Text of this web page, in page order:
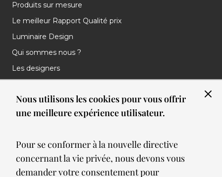
Nous utilisons les cookies pour vous offrir
une meilleure expérience utilisateur.
Pour se conformer à la nouvelle directive
concernant la vie privée, nous devons vous
demander votre consentement pour
Produits sur mesure
Le meilleur Rapport Qualité prix
Luminaire Design
Qui sommes nous ?
Les designers
Nos réalisations
Nos Clients
Meilleures ventes
Blog